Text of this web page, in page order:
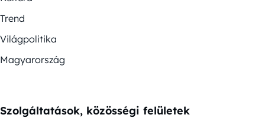
Trend
Világpolitika
Magyarország
Szolgáltatások, közösségi felületek